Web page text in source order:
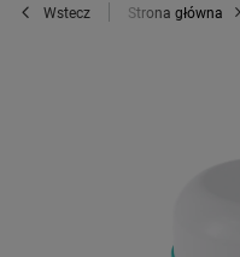
Wstecz Strona główna